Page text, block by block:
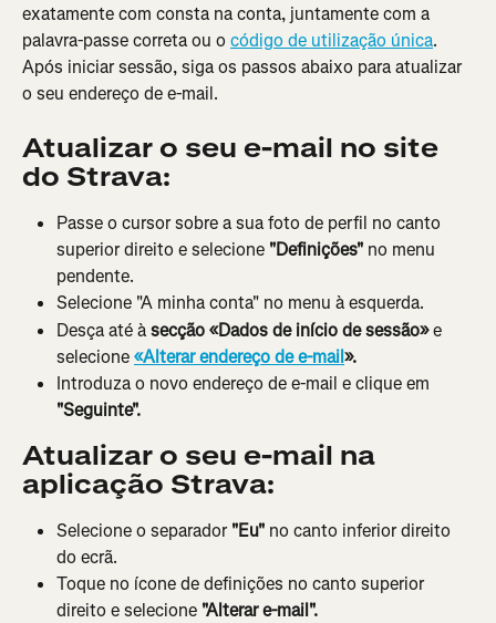
exatamente com consta na conta, juntamente com a
palavra-passe correta ou o código de utilização única.
Após iniciar sessão, siga os passos abaixo para atualizar
o seu endereço de e-mail.
Atualizar o seu e-mail no site
do Strava:
Passe o cursor sobre a sua foto de perfil no canto
superior direito e selecione "Definições" no menu
pendente.
Selecione "A minha conta" no menu à esquerda.
Desça até à secção «Dados de início de sessão» e
selecione «Alterar endereço de e-mail».
Introduza o novo endereço de e-mail e clique em
"Seguinte".
Atualizar o seu e-mail na
aplicação Strava:
Selecione o separador "Eu" no canto inferior direito
do ecrã.
Toque no ícone de definições no canto superior
direito e selecione "Alterar e-mail".